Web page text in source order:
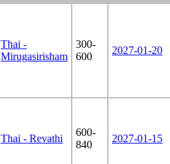
Thai -
Mirugasirisham
300-
600
2027-01-20
Thai - Revathi
600-
840
2027-01-15